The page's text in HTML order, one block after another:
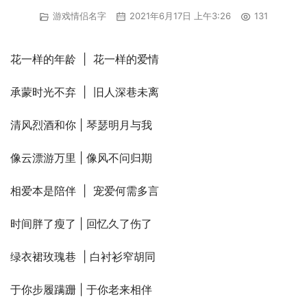
游戏情侣名字 2021年6月17日 上午3:26 131
花一样的年龄  |  花一样的爱情
承蒙时光不弃  |  旧人深巷未离
清风烈酒和你 | 琴瑟明月与我
像云漂游万里 | 像风不问归期
相爱本是陪伴  |  宠爱何需多言
时间胖了瘦了 | 回忆久了伤了
绿衣裙玫瑰巷  | 白衬衫窄胡同
于你步履蹒跚 | 于你老来相伴